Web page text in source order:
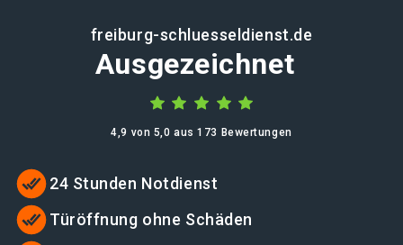
freiburg-schluesseldienst.de
Ausgezeichnet
4,9 von 5,0 aus 173 Bewertungen
24 Stunden Notdienst
Türöffnung ohne Schäden